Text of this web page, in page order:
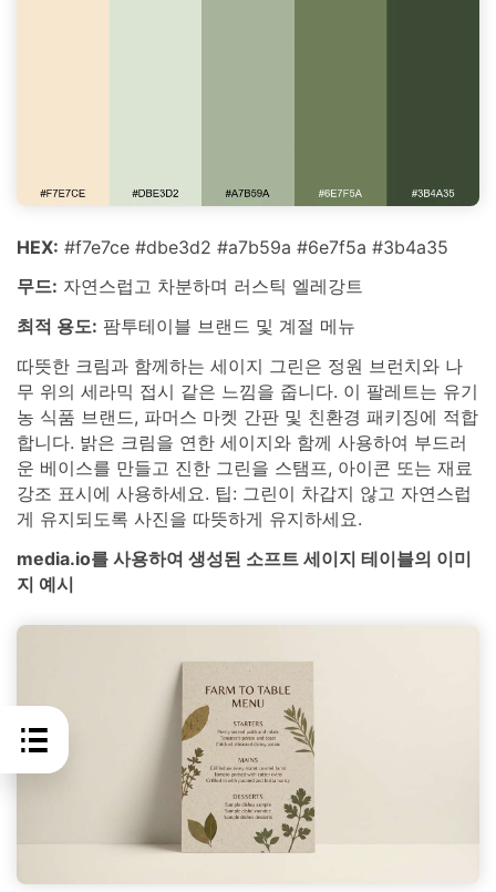
HEX: #f7e7ce #dbe3d2 #a7b59a #6e7f5a #3b4a35
무드: 자연스럽고 차분하며 러스틱 엘레강트
최적 용도: 팜투테이블 브랜드 및 계절 메뉴
따뜻한 크림과 함께하는 세이지 그린은 정원 브런치와 나
무 위의 세라믹 접시 같은 느낌을 줍니다. 이 팔레트는 유기
농 식품 브랜드, 파머스 마켓 간판 및 친환경 패키징에 적합
합니다. 밝은 크림을 연한 세이지와 함께 사용하여 부드러
운 베이스를 만들고 진한 그린을 스탬프, 아이콘 또는 재료
강조 표시에 사용하세요. 팁: 그린이 차갑지 않고 자연스럽
게 유지되도록 사진을 따뜻하게 유지하세요.
media.io를 사용하여 생성된 소프트 세이지 테이블의 이미
지 예시